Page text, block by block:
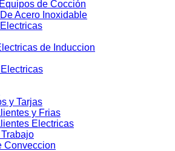
de Cocción
Acero Inoxidable
de Induccion
y Tarjas
y Frias
Electricas
Conveccion